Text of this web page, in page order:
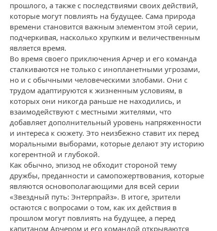
прошлого, а также с последствиями своих действий,
которые могут повлиять на будущее. Сама природа
времени становится важным элементом этой серии,
подчеркивая, насколько хрупким и величественным
является время.
Во время своего приключения Арчер и его команда
сталкиваются не только с инопланетными угрозами,
но и с обычными человеческими злобами. Они с
трудом адаптируются к жизненным условиям, в
которых они никогда раньше не находились, и
взаимодействуют с местными жителями, что
добавляет дополнительный уровень напряженности
и интереса к сюжету. Это неизбежно ставит их перед
моральными выборами, которые делают эту историю
когерентной и глубокой.
Как обычно, эпизод не обходит стороной тему
дружбы, преданности и самопожертвования, которые
являются основополагающими для всей серии
«Звездный путь: Энтерпрайз». В итоге, зрители
остаются с вопросами о том, как их действия в
прошлом могут повлиять на будущее, а перед
капитаном Арчером и его командой открываются